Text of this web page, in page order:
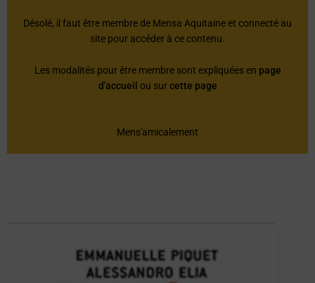
Désolé, il faut être membre de Mensa Aquitaine et connecté au
site pour accéder à ce contenu.
Les modalités pour être membre sont expliquées en page
d'accueil ou surcette page
Mens'amicalement